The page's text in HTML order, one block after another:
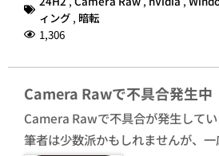
ィング , 暗転
1,306
Camera Rawで不具合発生中
Camera Rawで不具合が発生して
筆者は少数派かもしれませんが、一